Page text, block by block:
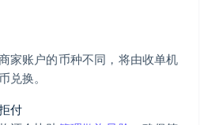
家账户的币种不同，将由收单机
兑换。
付